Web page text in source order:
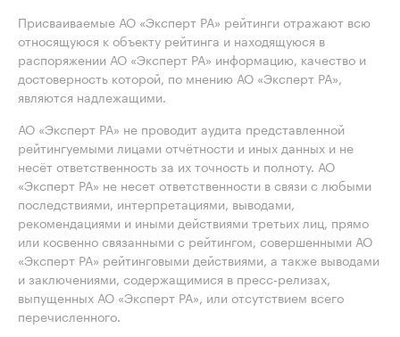
Присваиваемые АО «Эксперт РА» рейтинги отражают всю
относящуюся к объекту рейтинга и находящуюся в
распоряжении АО «Эксперт РА» информацию, качество и
достоверность которой, по мнению АО «Эксперт РА»,
являются надлежащими.
АО «Эксперт РА» не проводит аудита представленной
рейтингуемыми лицами отчётности и иных данных и не
несёт ответственность за их точность и полноту. АО
«Эксперт РА» не несет ответственности в связи с любыми
последствиями, интерпретациями, выводами,
рекомендациями и иными действиями третьих лиц, прямо
или косвенно связанными с рейтингом, совершенными АО
«Эксперт РА» рейтинговыми действиями, а также выводами
и заключениями, содержащимися в пресс-релизах,
выпущенных АО «Эксперт РА», или отсутствием всего
перечисленного.